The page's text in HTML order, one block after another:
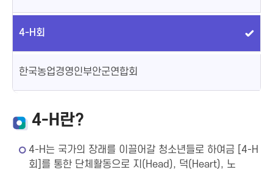
4-H회
한국농업경영인부안군연합회
4-H란?
4-H는 국가의 장래를 이끌어갈 청소년들로 하여금 [4-H
회]를 통한 단체활동으로 지(Head), 덕(Heart), 노